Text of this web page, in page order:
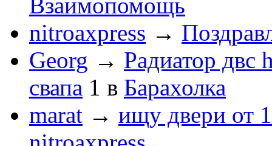
nitroaxpress →
Georg → Радиатор двс
свапа 1 в Барахолка
marat → ищу двери от